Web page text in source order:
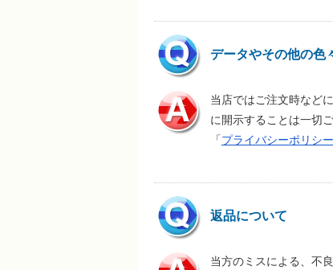
データやその他の色
当店ではご注文時など
に開示することは一切
「プライバシーポリシー
返品について
当方のミスによる、不